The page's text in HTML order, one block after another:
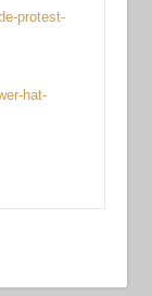
protest-
hat-